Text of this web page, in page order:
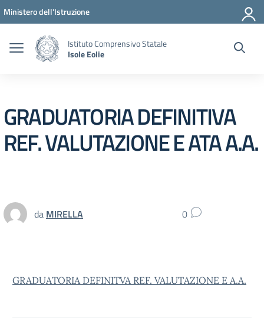
Vai ai contenuti
Vai al menu di navigazione
Vai al footer
Ministero dell'Istruzione
Istituto Comprensivo Statale
Isole Eolie
GRADUATORIA DEFINITIVA
REF. VALUTAZIONE E ATA A.A.
da MIRELLA 0
GRADUATORIA DEFINITVA REF. VALUTAZIONE E A.A.